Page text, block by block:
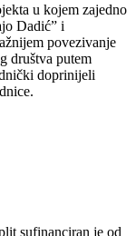
u kojem zajedno
Dadić” i
povezivanje
društva putem
doprinijeli
sufinanciran je od